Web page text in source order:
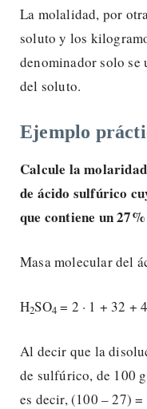
La molalidad, por
soluto y los
denominador solo se
del soluto.
Ejemplo
Calcule la
de ácido sulfúrico
que contiene un
Masa molecular del
H2SO4 = 2 · 1 + 32 +
Al decir que la
de sulfúrico, de 100
es decir, (100 – 27) =